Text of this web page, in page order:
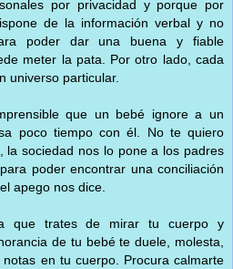
por privacidad y porque por
de la información verbal y no
poder dar una buena y fiable
meter la pata. Por otro lado, cada
universo particular.
que un bebé ignore a un
poco tiempo con él. No te quiero
la sociedad nos lo pone a los padres
poder encontrar una conciliación
apego nos dice.
que trates de mirar tu cuerpo y
de tu bebé te duele, molesta,
en tu cuerpo. Procura calmarte